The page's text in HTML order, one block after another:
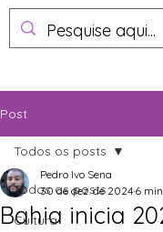
Post
Todos os posts
Cultura
Todos os posts
Bahia inicia
Pedro Ivo Sena
30 de dez. de 2024 6